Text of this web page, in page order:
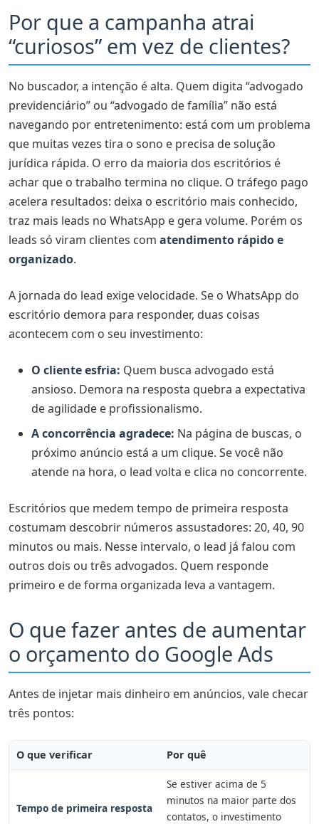
Por que a campanha atrai
“curiosos” em vez de clientes?
No buscador, a intenção é alta. Quem digita “advogado
previdenciário” ou “advogado de família” não está
navegando por entretenimento: está com um problema
que muitas vezes tira o sono e precisa de solução
jurídica rápida. O erro da maioria dos escritórios é
achar que o trabalho termina no clique. O tráfego pago
acelera resultados: deixa o escritório mais conhecido,
traz mais leads no WhatsApp e gera volume. Porém os
leads só viram clientes com atendimento rápido e
organizado.
A jornada do lead exige velocidade. Se o WhatsApp do
escritório demora para responder, duas coisas
acontecem com o seu investimento:
O cliente esfria: Quem busca advogado está
ansioso. Demora na resposta quebra a expectativa
de agilidade e profissionalismo.
A concorrência agradece: Na página de buscas, o
próximo anúncio está a um clique. Se você não
atende na hora, o lead volta e clica no concorrente.
Escritórios que medem tempo de primeira resposta
costumam descobrir números assustadores: 20, 40, 90
minutos ou mais. Nesse intervalo, o lead já falou com
outros dois ou três advogados. Quem responde
primeiro e de forma organizada leva a vantagem.
O que fazer antes de aumentar
o orçamento do Google Ads
Antes de injetar mais dinheiro em anúncios, vale checar
três pontos:
O que verificar Por quê
Tempo de primeira resposta
Se estiver acima de 5
minutos na maior parte dos
contatos, o investimento